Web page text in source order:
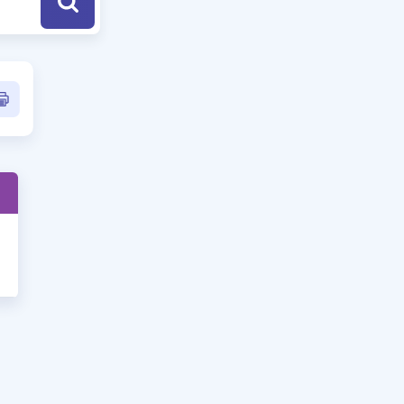
Sınavlarla İlgili Haberler